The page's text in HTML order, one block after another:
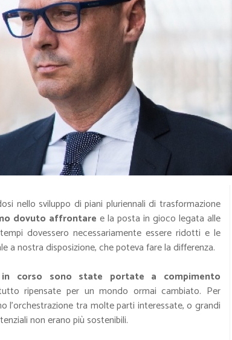
nello sviluppo di piani pluriennali di trasformazione
dovuto affrontare e la posta in gioco legata alle
dovessero necessariamente essere ridotti e le
a nostra disposizione, che poteva fare la differenza.
corso sono state portate a compimento
ripensate per un mondo ormai cambiato. Per
l’orchestrazione tra molte parti interessate, o grandi
non erano più sostenibili.